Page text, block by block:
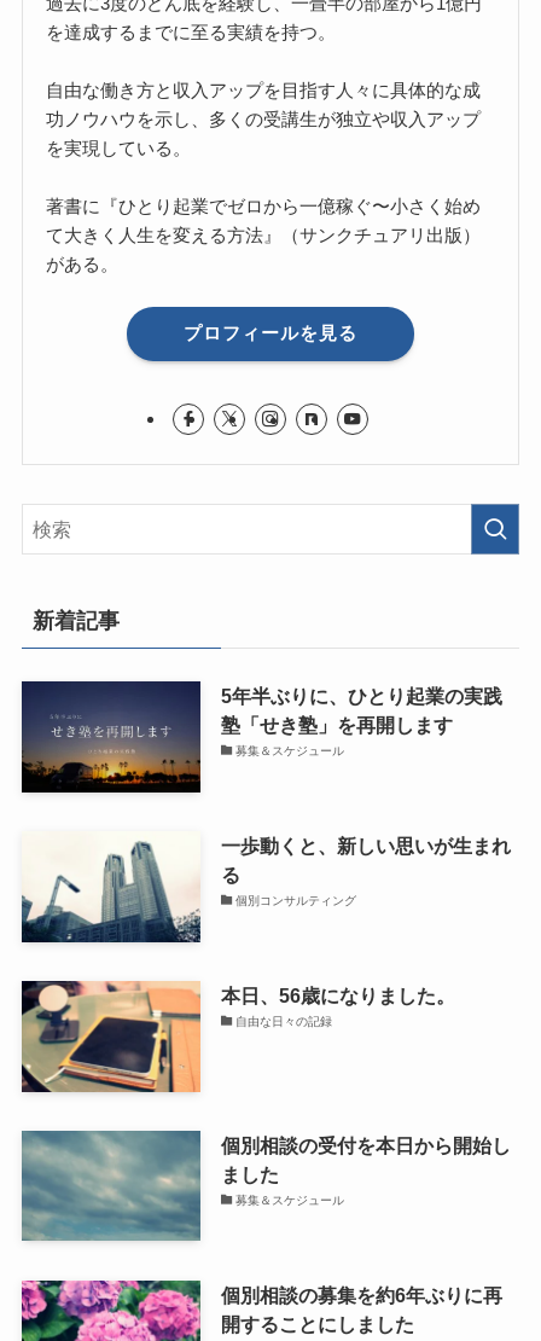
を達成するまでに至る実績を持つ。
自由な働き方と収入アップを目指す人々に具体的な成
功ノウハウを示し、多くの受講生が独立や収入アップ
を実現している。
著書に『ひとり起業でゼロから一億稼ぐ〜小さく始め
て大きく人生を変える方法』（サンクチュアリ出版）
がある。
プロフィールを見る
新着記事
5年半ぶりに、ひとり起業の実践
塾「せき塾」を再開します
募集＆スケジュール
一歩動くと、新しい思いが生まれ
る
個別コンサルティング
本日、56歳になりました。
自由な日々の記録
個別相談の受付を本日から開始し
ました
募集＆スケジュール
個別相談の募集を約6年ぶりに再
開することにしました